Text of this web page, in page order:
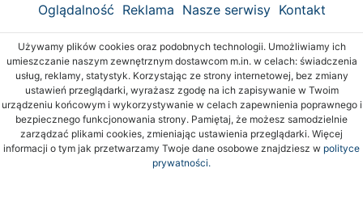
Oglądalność Reklama Nasze serwisy Kontakt
Używamy plików cookies oraz podobnych technologii. Umożliwiamy ich
umieszczanie naszym zewnętrznym dostawcom m.in. w celach: świadczenia
usług, reklamy, statystyk. Korzystając ze strony internetowej, bez zmiany
ustawień przeglądarki, wyrażasz zgodę na ich zapisywanie w Twoim
urządzeniu końcowym i wykorzystywanie w celach zapewnienia poprawnego i
bezpiecznego funkcjonowania strony. Pamiętaj, że możesz samodzielnie
zarządzać plikami cookies, zmieniając ustawienia przeglądarki. Więcej
informacji o tym jak przetwarzamy Twoje dane osobowe znajdziesz w polityce
prywatności.